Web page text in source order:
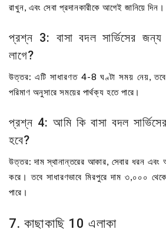
রাখুন, এবং সেবা প্রদানকারীকে আগেই জানিয়ে দিন।
প্রশ্ন 3: বাসা বদল সার্ভিসের
লাগে?
উত্তর: এটি সাধারণত 4-8 ঘণ্টা সময় নেয়, তবে
পরিমাণ অনুসারে সময়ের পার্থক্য হতে পারে।
প্রশ্ন 4: আমি কি বাসা বদল
হবে?
উত্তর: দাম স্থানান্তরের আকার, সেবার ধরন এবং
করে। তবে সাধারণভাবে মিরপুরে দাম ৩,০০০
পারে।
7. কাছাকাছি 10 এলাকা